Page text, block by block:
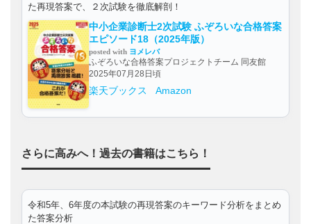
た再現答案で、２次試験を徹底解剖！
中小企業診断士2次試験 ふぞろいな合格答案
エピソード18（2025年版）
posted with ヨメレバ
ふぞろいな合格答案プロジェクトチーム 同友館
2025年07月28日頃
楽天ブックス Amazon
さらに高みへ！過去の書籍はこちら！
令和5年、6年度の本試験の再現答案のキーワード分析をまとめ
た答案分析